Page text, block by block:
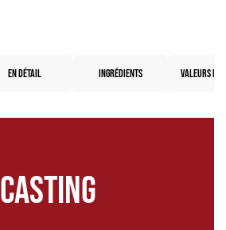
EN DÉTAIL INGRÉDIENTS VALEURS
Casting